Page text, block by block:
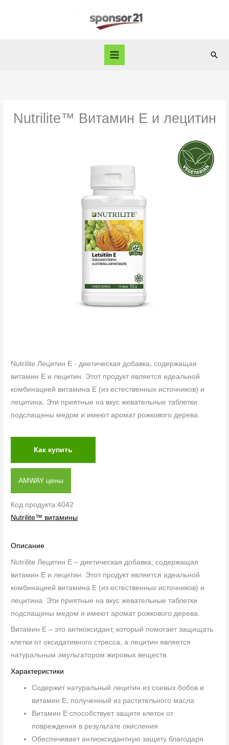
Nutrilite™ Витамин Е и лецитин
Nutrilite Лецитин Е - диетическая добавка, содержащая
витамин Е и лецитин. Этот продукт является идеальной
комбинацией витамина Е (из естественных источников) и
лецитина. Эти приятные на вкус жевательные таблетки
подслащены медом и имеют аромат рожкового дерева.
Как купить
AMWAY цены
Код продукта:4042
Nutrilite™ витамины
Описание
Nutrilite Лецитин Е – диетическая добавка, содержащая
витамин Е и лецитин. Этот продукт является идеальной
комбинацией витамина Е (из естественных источников) и
лецитина. Эти приятные на вкус жевательные таблетки
подслащены медом и имеют аромат рожкового дерева.
Витамин Е – это антиоксидант, который помогает защищать
клетки от оксидативного стресса, а лецитин является
натуральным эмульгатором жировых веществ.
Характеристики
Содержит натуральный лецитин из соевых бобов и
витамин Е, полученный из растительного масла
Витамин E способствует защите клеток от
повреждения в результате окисления
Обеспечивает антиоксидантную защиту благодаря